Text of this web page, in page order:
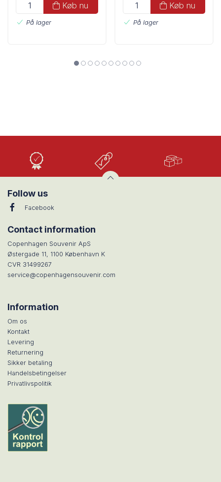
Køb nu
På lager
Køb nu
På lager
Kvalitet
Follow us
Facebook
Contact information
Copenhagen Souvenir ApS
Østergade 11, 1100 København K
CVR 31499267
service@copenhagensouvenir.com
Information
Om os
Kontakt
Levering
Returnering
Sikker betaling
Handelsbetingelser
Privatlivspolitik